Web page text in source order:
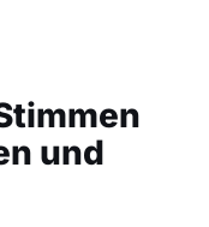
und